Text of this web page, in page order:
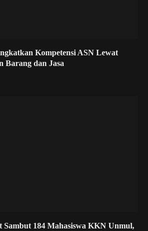
Kompetensi ASN Lewat
Barang dan Jasa
Sambut 184 Mahasiswa KKN Unmul,